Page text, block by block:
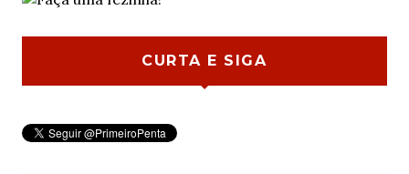
CURTA E SIGA